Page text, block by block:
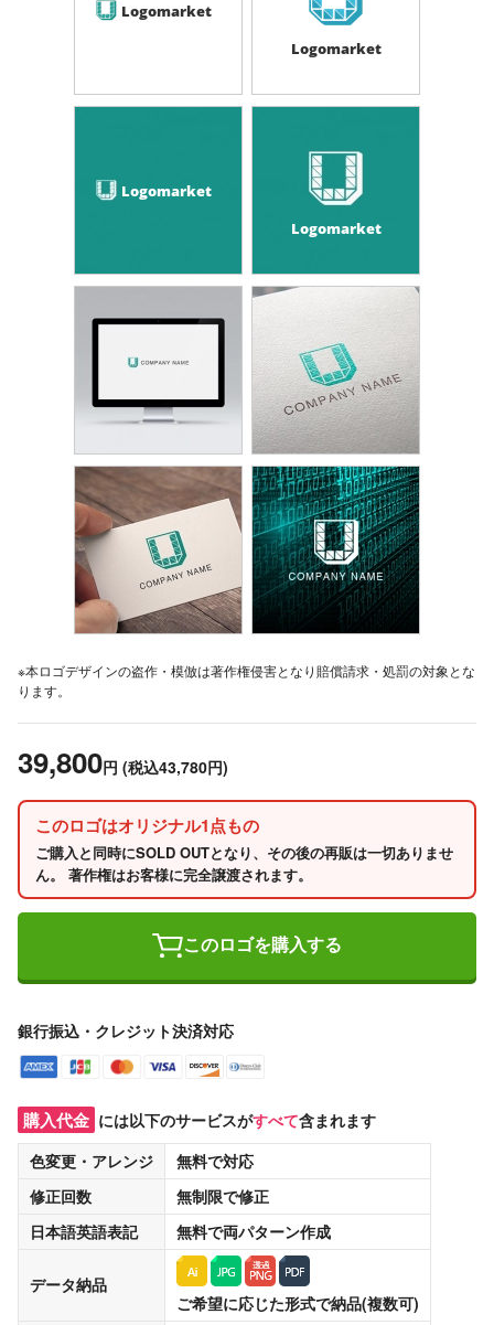
Logomarket
Logomarket
Logomarket
Logomarket
※本ロゴデザインの盗作・模倣は著作権侵害となり賠償請求・処罰の対象とな
ります。
39,800円 (税込43,780円)
このロゴはオリジナル1点もの
ご購入と同時にSOLD OUTとなり、その後の再販は一切ありませ
ん。 著作権はお客様に完全譲渡されます。
このロゴを購入する
銀行振込・クレジット決済対応
購入代金 には以下のサービスがすべて含まれます
色変更・アレンジ
無料で対応
修正回数
無制限で修正
日本語英語表記
無料で両パターン作成
データ納品
ご希望に応じた形式で納品(複数可)